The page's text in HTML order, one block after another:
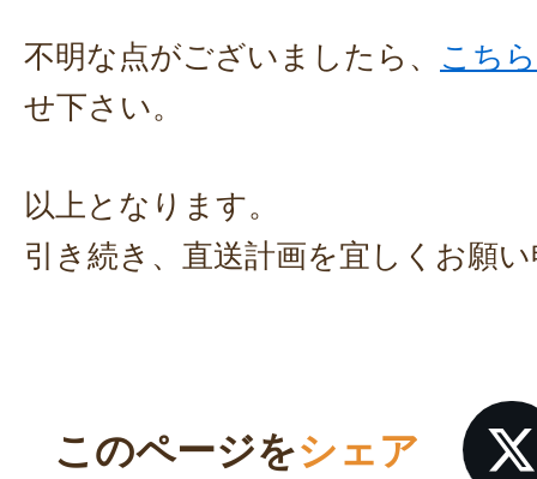
不明な点がございましたら、
こちら
せ下さい。
以上となります。
引き続き、直送計画を宜しくお願
このページをシェア